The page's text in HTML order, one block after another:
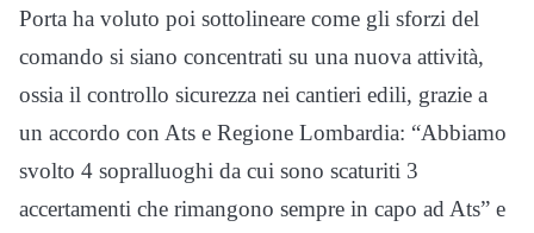
Porta ha voluto poi sottolineare come gli sforzi del
comando si siano concentrati su una nuova attività,
ossia il controllo sicurezza nei cantieri edili, grazie a
un accordo con Ats e Regione Lombardia: “Abbiamo
svolto 4 sopralluoghi da cui sono scaturiti 3
accertamenti che rimangono sempre in capo ad Ats” e